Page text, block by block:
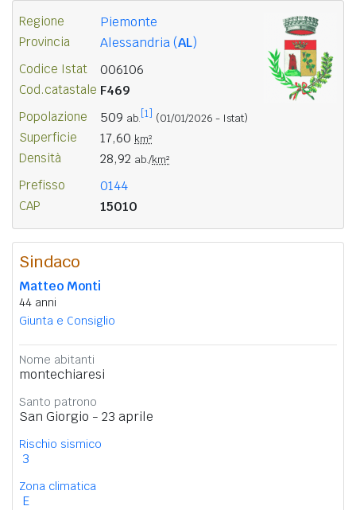
Regione Piemonte
Provincia Alessandria (AL)
Codice Istat 006106
Cod.catastale F469
Popolazione 509 ab. [1] (01/01/2026 - Istat)
Superficie 17,60 km²
Densità 28,92 ab./km²
Prefisso 0144
CAP 15010
Sindaco
Matteo Monti
44 anni
Giunta e Consiglio
Nome abitanti
montechiaresi
Santo patrono
San Giorgio - 23 aprile
Rischio sismico
3
Zona climatica
E